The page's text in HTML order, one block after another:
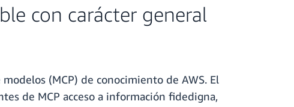
con carácter general
(MCP) de conocimiento de AWS. El
de MCP acceso a información fidedigna,